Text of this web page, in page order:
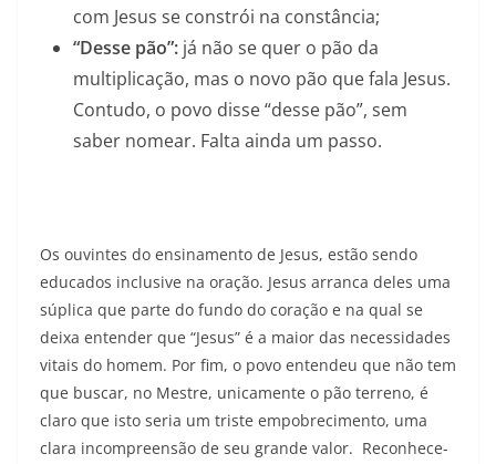
com Jesus se constrói na constância;
“Desse pão”: já não se quer o pão da
multiplicação, mas o novo pão que fala Jesus.
Contudo, o povo disse “desse pão”, sem
saber nomear. Falta ainda um passo.
Os ouvintes do ensinamento de Jesus, estão sendo
educados inclusive na oração. Jesus arranca deles uma
súplica que parte do fundo do coração e na qual se
deixa entender que “Jesus” é a maior das necessidades
vitais do homem. Por fim, o povo entendeu que não tem
que buscar, no Mestre, unicamente o pão terreno, é
claro que isto seria um triste empobrecimento, uma
clara incompreensão de seu grande valor. Reconhece-